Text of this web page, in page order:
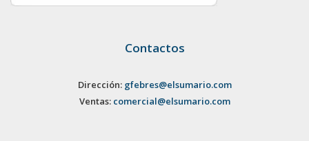
Contactos
Dirección: gfebres@elsumario.com
Ventas: comercial@elsumario.com